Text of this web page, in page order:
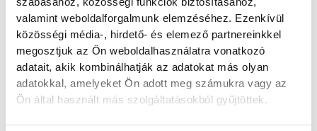
valamint weboldalforgalmunk elemzéséhez. Ezenkívül
közösségi média-, hirdető- és elemező partnereinkkel
megosztjuk az Ön weboldalhasználatra vonatkozó
adatait, akik kombinálhatják az adatokat más olyan
adatokkal, amelyeket Ön adott meg számukra vagy az
Ön által használt más szolgáltatásokból gyűjtöttek.
Balaton, tiszta művészet
hulladékos akcióival nyáron?
Az üvegek alucsavaros zárja vagy